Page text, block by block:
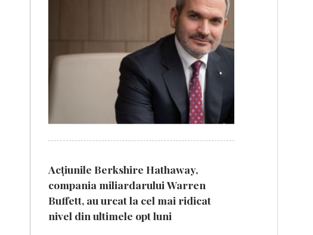
Acțiunile Berkshire Hathaway,
compania miliardarului Warren
Buffett, au urcat la cel mai ridicat
nivel din ultimele opt luni